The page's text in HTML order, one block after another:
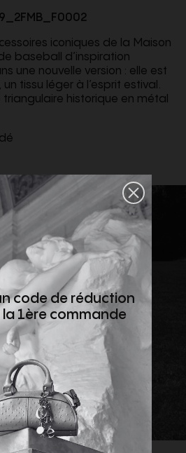
iconiques de la Maison
baseball d’inspiration
une nouvelle version : elle est
tissu léger à l’esprit estival.
triangulaire historique en métal
code de réduction
la 1ère commande